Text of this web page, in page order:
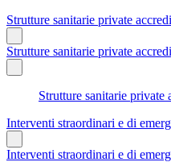
Strutture sanitarie private
Strutture sanitarie private
Strutture sanitarie private
Interventi straordinari e di
Interventi straordinari e di